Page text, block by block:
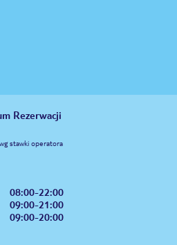
Rezerwacji
stawki operatora
08:00-22:00
09:00-21:00
09:00-20:00